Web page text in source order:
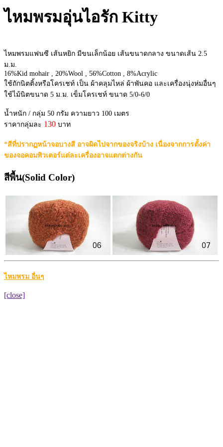
ไหมพรมอุ่นไอรัก Kitty
ไหมพรมแฟนซี เส้นหยิก มีขนเล็กน้อย เส้นขนาดกลาง ขนาดเส้น 2.5
ม.ม.
16%Kid mohair , 20%Wool , 56%Cotton , 8%Acrylic
ใช้ถักนิตติ้งหรือโครเชท์ เป็น ผ้าคลุมไหล่ ผ้าพันคอ และเครื่องนุ่งห่มอื่นๆ
ใช้ไม้นิตขนาด 5 ม.ม. เข็มโครเชท์ ขนาด 5/0-6/0
น้ำหนัก / กลุ่ม 50 กรัม ความยาว 100 เมตร
ราคากลุ่มละ 130 บาท
*สีที่ปรากฏหน้าจอบางสี อาจผิดไปจากของจริงบ้าง เนื่องจากการตั้งค่า
ของจอคอมพิวเตอร์แต่ละเครื่องอาจแตกต่างกัน
สีพื้น(Solid Color)
ไหมพรม อื่นๆ
[close]